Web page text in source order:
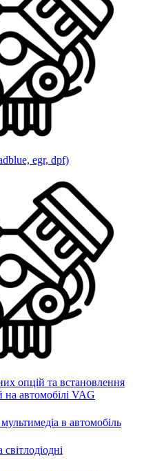
egr, dpf)
опцій та встановлення
на автомобілі VAG
в автомобіль